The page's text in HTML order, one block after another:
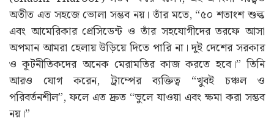
দুই দেশের সম্পর্ক কিছুটা স্বস্তির দিকে এগোচ্ছে বলেই মনে করা
হচ্ছে। শুক্রবার এক অনুষ্ঠানে মার্কিন প্রেসিডেন্ট ডোনাল্ড ট্রাম্প
ভারতের প্রধানমন্ত্রী নরেন্দ্র মোদিকে ‘গ্রেট প্রাইম মিনিস্টার’ বলে
প্রশংসা করেন এবং ভারত–মার্কিন সম্পর্ককে “একটি সাময়িক
বিঘ্নের মধ্য দিয়ে যাওয়া” বলে মন্তব্য করেন। তাঁর এই মন্তব্য দুই
দেশের মধ্যে সেতুবন্ধনের সম্ভাবনা তৈরি করেছে। তবে থারুর
(Shashi Tharoor) সতর্ক করে বলেন, এই প্রশংসা সত্ত্বেও